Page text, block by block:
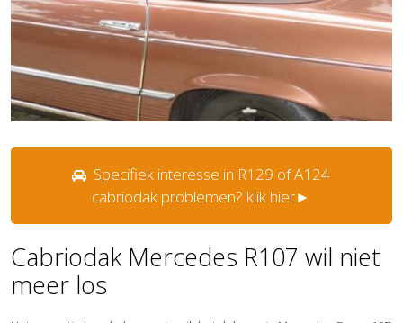
Specifiek interesse in R129 of A124
cabriodak problemen? klik hier►
Cabriodak Mercedes R107 wil niet
meer los